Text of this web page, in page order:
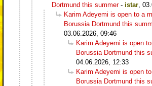
Dortmund this summer- istar,
Karim Adeyemi is open to a
Borussia Dortmund this
03.06.2026, 09:46
Karim Adeyemi is open
Borussia Dortmund this
04.06.2026, 12:33
Karim Adeyemi is open
Borussia Dortmund this